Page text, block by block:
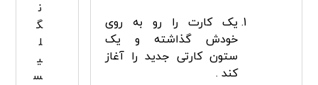
یک کارت را رو به روی
خودش گذاشته و یک
ستون کارتی جدید را آغاز
کند .
ن
گ
ل
ی
س